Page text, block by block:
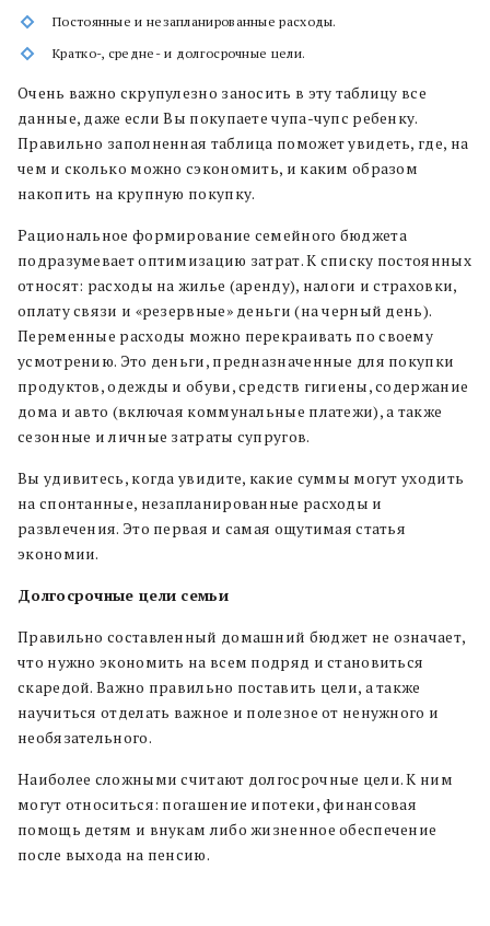
Постоянные и незапланированные расходы.
Кратко-, средне- и долгосрочные цели.
Очень важно скрупулезно заносить в эту таблицу все
данные, даже если Вы покупаете чупа-чупс ребенку.
Правильно заполненная таблица поможет увидеть, где, на
чем и сколько можно сэкономить, и каким образом
накопить на крупную покупку.
Рациональное формирование семейного бюджета
подразумевает оптимизацию затрат. К списку постоянных
относят: расходы на жилье (аренду), налоги и страховки,
оплату связи и «резервные» деньги (на черный день).
Переменные расходы можно перекраивать по своему
усмотрению. Это деньги, предназначенные для покупки
продуктов, одежды и обуви, средств гигиены, содержание
дома и авто (включая коммунальные платежи), а также
сезонные и личные затраты супругов.
Вы удивитесь, когда увидите, какие суммы могут уходить
на спонтанные, незапланированные расходы и
развлечения. Это первая и самая ощутимая статья
экономии.
Долгосрочные цели семьи
Правильно составленный домашний бюджет не означает,
что нужно экономить на всем подряд и становиться
скаредой. Важно правильно поставить цели, а также
научиться отделать важное и полезное от ненужного и
необязательного.
Наиболее сложными считают долгосрочные цели. К ним
могут относиться: погашение ипотеки, финансовая
помощь детям и внукам либо жизненное обеспечение
после выхода на пенсию.